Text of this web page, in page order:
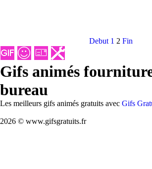
Debut 1 2 Fin
Gifs animés
bureau
Les meilleurs gifs animés gratuits avec Gifs
2026 © www.gifsgratuits.fr